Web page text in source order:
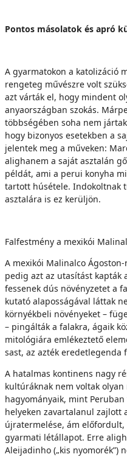
Pontos másolatok és apró
A gyarmatokon a katolizáció
rengeteg művészre volt
azt várták el, hogy mindent
anyaországban szokás.
többségében soha nem
hogy bizonyos esetekben a
jelentek meg a műveken:
alighanem a saját asztalán
példát, ami a perui konyha
tartott húsétele. Indokoltnak
asztalára is ez kerüljön.
Falfestmény a mexikói
A mexikói Malinalco
pedig azt az utasítást kapták
fessenek dús növényzetet a
kutató alaposságával láttak
környékbeli növényeket –
– pingálták a falakra, ágaik
mitológiára emlékeztető
sast, az azték eredetlegenda
A hatalmas kontinens nagy
kultúráknak nem voltak
hagyományaik, mint Peruban
helyeken zavartalanul
újratermelése, ám
gyarmati létállapot. Erre
Aleijadinho („kis nyomorék”)